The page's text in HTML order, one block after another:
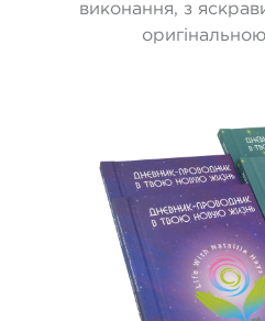
виконання, з